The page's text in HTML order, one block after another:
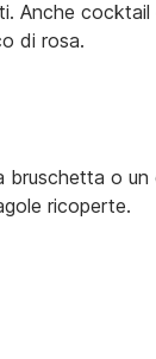
di rosa.
o
ricoperte.